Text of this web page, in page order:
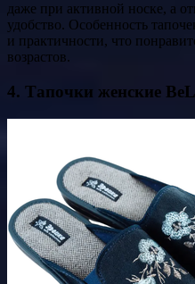
даже при активной носке, а
удобство. Особенность
и практичности, что
возрастов.
4. Тапочки женские